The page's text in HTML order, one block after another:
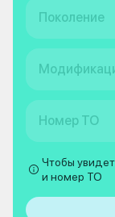
Поколение
Номер ТО
Чтобы
и номер ТО